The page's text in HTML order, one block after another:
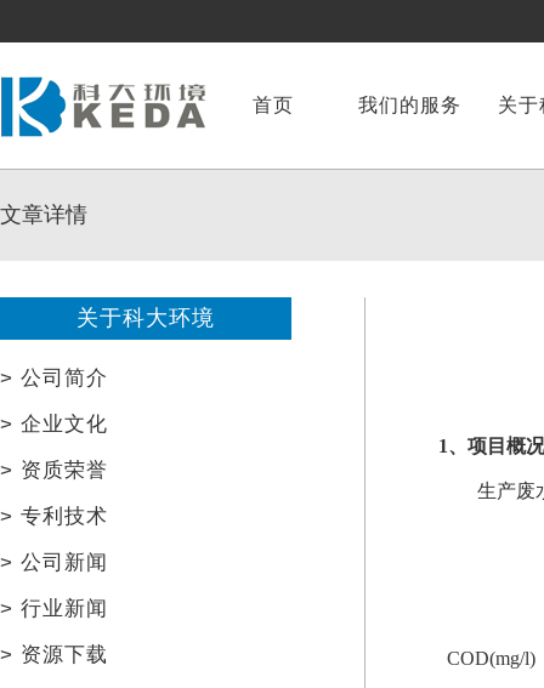
首页 我们的服务 关于
文章详情
关于科大环境
> 公司简介
> 企业文化
> 资质荣誉
> 专利技术
> 公司新闻
> 行业新闻
> 资源下载
1、项目概况
生产废
COD(mg/l)